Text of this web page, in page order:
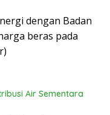
dengan Badan
beras pada
Air Sementara